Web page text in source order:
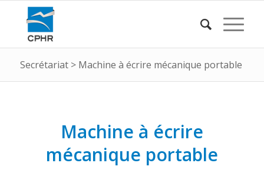
Secrétariat> Machine à écrire mécanique portable
Machine à écrire
mécanique portable